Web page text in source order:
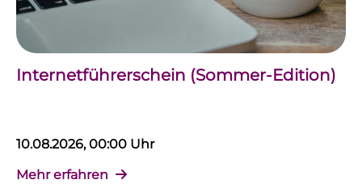
Internetführerschein (Sommer-Edition)
10.08.2026, 00:00 Uhr
Mehr erfahren